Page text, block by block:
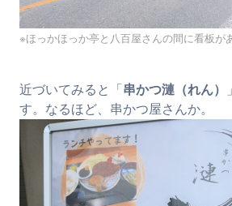
※ほっかほっか亭と八百屋さんの間に看板が
近づいてみると「 串かつ漣（れん）
す。なるほど、串かつ屋さんか。